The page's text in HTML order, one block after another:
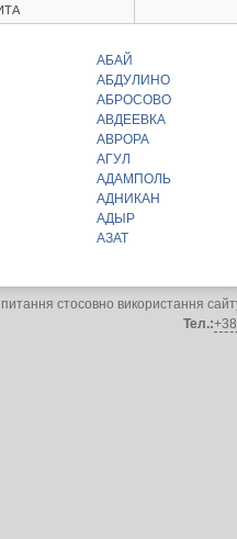
АБАЙ
АБДУЛИНО
АБРОСОВО
АВДЕЕВКА
АВРОРА
АГУЛ
АДАМПОЛЬ
АДНИКАН
АДЫР
АЗАТ
стосовно використання
Тел.: